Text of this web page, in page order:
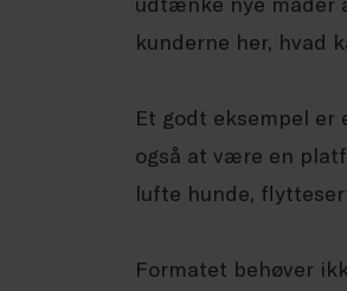
kunderne her, hvad
Et godt eksempel
også at være en
lufte hunde,
Formatet behøver